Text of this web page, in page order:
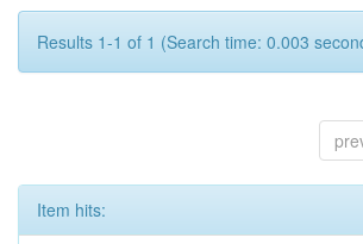
Results 1-1 of 1 (Search time: 0.003
Item hits: